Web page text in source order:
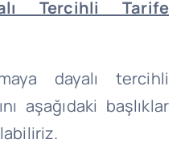
TercihliTarife
dayalı tercihli
aşağıdaki başlıklar